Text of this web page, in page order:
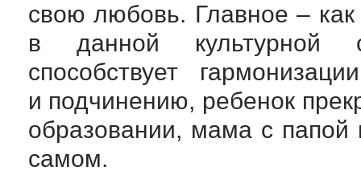
свою любовь. Главное –
в данной культурной
способствует
и подчинению, ребенок
образовании, мама с папой
самом.